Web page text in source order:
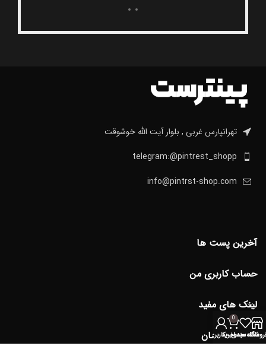
تهرانپارس غربی , بلوار آیت الله خوشوقت
telegram:@pintrest_shopp
info@pintrst-shop.com
آخرین پست ها
حساب کاربری من
لینک های مفید
دسترسی آسان
علاقه مندی
0
سبد خرید
حساب کاربری من